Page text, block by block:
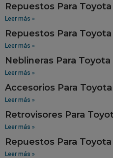
Repuestos Para Toyota
Leer más »
Repuestos Para
Leer más »
Neblineras Para Toyota
Leer más »
Accesorios Para
Leer más »
Retrovisores Para
Leer más »
Repuestos Para
Leer más »